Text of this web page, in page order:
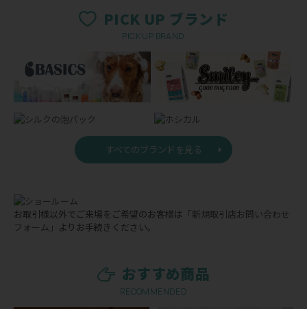
PICK UP ブランド
PICK UP BRAND
すべてのブランドを見る
お取引様以外でご来場をご希望のお客様は 「新規取引店お問い合わせ
フォーム」 よりお手続きください。
おすすめ商品
RECOMMENDED